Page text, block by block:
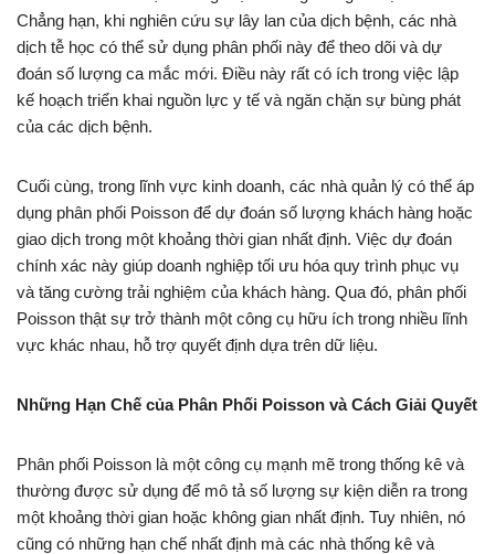
Chẳng hạn, khi nghiên cứu sự lây lan của dịch bệnh, các nhà
dịch tễ học có thể sử dụng phân phối này để theo dõi và dự
đoán số lượng ca mắc mới. Điều này rất có ích trong việc lập
kế hoạch triển khai nguồn lực y tế và ngăn chặn sự bùng phát
của các dịch bệnh.
Cuối cùng, trong lĩnh vực kinh doanh, các nhà quản lý có thể áp
dụng phân phối Poisson để dự đoán số lượng khách hàng hoặc
giao dịch trong một khoảng thời gian nhất định. Việc dự đoán
chính xác này giúp doanh nghiệp tối ưu hóa quy trình phục vụ
và tăng cường trải nghiệm của khách hàng. Qua đó, phân phối
Poisson thật sự trở thành một công cụ hữu ích trong nhiều lĩnh
vực khác nhau, hỗ trợ quyết định dựa trên dữ liệu.
Những Hạn Chế của Phân Phối Poisson và Cách Giải Quyết
Phân phối Poisson là một công cụ mạnh mẽ trong thống kê và
thường được sử dụng để mô tả số lượng sự kiện diễn ra trong
một khoảng thời gian hoặc không gian nhất định. Tuy nhiên, nó
cũng có những hạn chế nhất định mà các nhà thống kê và